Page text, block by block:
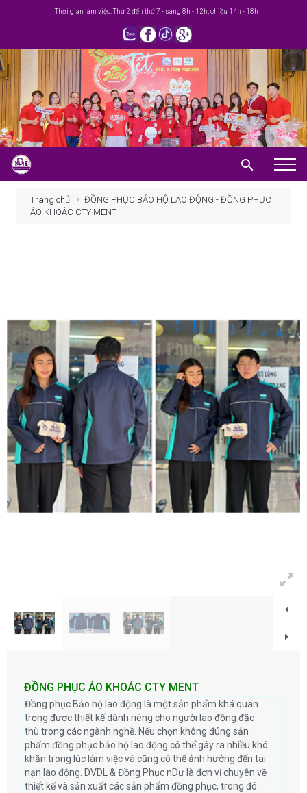
Thời gian làm việc: Thứ 2 đến thứ 7 - sáng 8h - 12h, chiều 14h - 18h
Giới thiệu
Tin tức
Hướng dẫn
Liên hệ
Trang chủ
ĐỒNG PHỤC BẢO HỘ LAO ĐỘNG - ĐỒNG PHỤC
ÁO KHOÁC CTY MENT
ĐỒNG PHỤC ÁO KHOÁC CTY MENT
Đồng phục Bảo hộ lao động là một sản phẩm khá quan
trọng được thiết kế dành riêng cho người lao động đặc
thù trong các ngành nghề. Nếu chọn không đúng sản
phẩm đồng phục bảo hộ lao động có thể gây ra nhiều khó
khăn trong lúc làm việc và cũng có thể ảnh hưởng đến tai
nạn lao động. DVDL & Đồng Phục nDư là đơn vị chuyên về
thiết kế và sản xuất các sản phẩm đồng phục, trong đó